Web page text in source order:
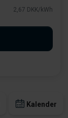
Kalender
2,67 DKK/kWh